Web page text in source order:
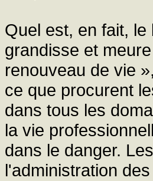
Quel est, en fait,
grandisse et
renouveau de vie
ce que procurent
dans tous les
la vie
dans le danger.
l'administration